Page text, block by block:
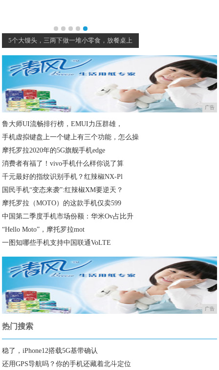
5个大馒头，三两下做一堆小零食，放餐桌上
广告
鲁大师UI流畅排行榜，EMUI力压群雄，
手机虚拟键盘上一个键上有三个功能，怎么操
摩托罗拉2020年的5G旗舰手机edge
消费者有福了！vivo手机什么样你说了算
千元最好的指纹识别手机？红辣椒NX-Pl
国民手机“变态来袭”:红辣椒XM要逆天？
摩托罗拉（MOTO）的这款手机仅卖599
中国第二季度手机市场份额：华米Ov占比升
“Hello Moto”，摩托罗拉mot
一图知哪些手机支持中国联通VoLTE
广告
热门搜索
稳了，iPhone12搭载5G基带确认
还用GPS导航吗？你的手机还藏着北斗定位